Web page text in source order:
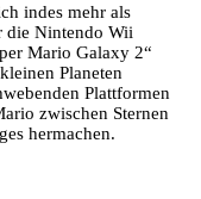
indes mehr als
die Nintendo Wii
Mario Galaxy 2“
Planeten
Plattformen
zwischen Sternen
hermachen.